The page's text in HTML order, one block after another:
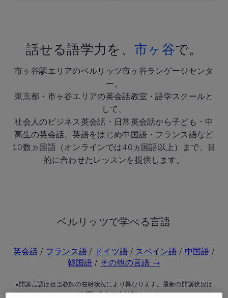
話せる語学力を、 市ヶ谷で。
市ヶ谷駅エリアのベルリッツ市ヶ谷ランゲージセンタ
ー。
東京都・市ヶ谷エリアの英会話教室・語学スクールと
して、
社会人のビジネス英会話・日常英会話から子ども・中
高生の英会話、英語をはじめ中国語・フランス語など
10数ヵ国語（オンラインでは40ヵ国語以上）まで、目
的に合わせたレッスンを提供します。
ベルリッツで学べる言語
英会話 / フランス語 / ドイツ語 / スペイン語 / 中国語 /
韓国語 / その他の言語 →
※開講言語は担当教師の在籍状況により異なります。最新の開講状況は
お問い合わせください。